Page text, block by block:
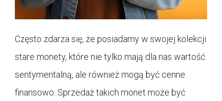
Często zdarza się, że posiadamy w swojej kolekcji
stare monety, które nie tylko mają dla nas wartość
sentymentalną, ale również mogą być cenne
finansowo. Sprzedaż takich monet może być